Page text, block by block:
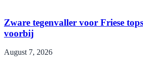
Zware tegenvaller voor Friese
voorbij
August 7, 2026